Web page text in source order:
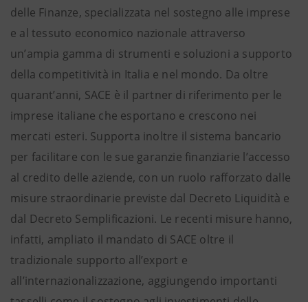
delle Finanze, specializzata nel sostegno alle imprese
e al tessuto economico nazionale attraverso
un’ampia gamma di strumenti e soluzioni a supporto
della competitività in Italia e nel mondo. Da oltre
quarant’anni, SACE è il partner di riferimento per le
imprese italiane che esportano e crescono nei
mercati esteri. Supporta inoltre il sistema bancario
per facilitare con le sue garanzie finanziarie l’accesso
al credito delle aziende, con un ruolo rafforzato dalle
misure straordinarie previste dal Decreto Liquidità e
dal Decreto Semplificazioni. Le recenti misure hanno,
infatti, ampliato il mandato di SACE oltre il
tradizionale supporto all’export e
all’internazionalizzazione, aggiungendo importanti